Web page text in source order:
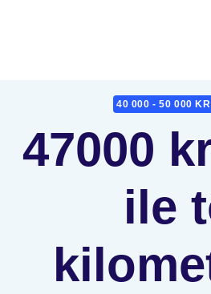
40 000 - 50 000
47000
ile